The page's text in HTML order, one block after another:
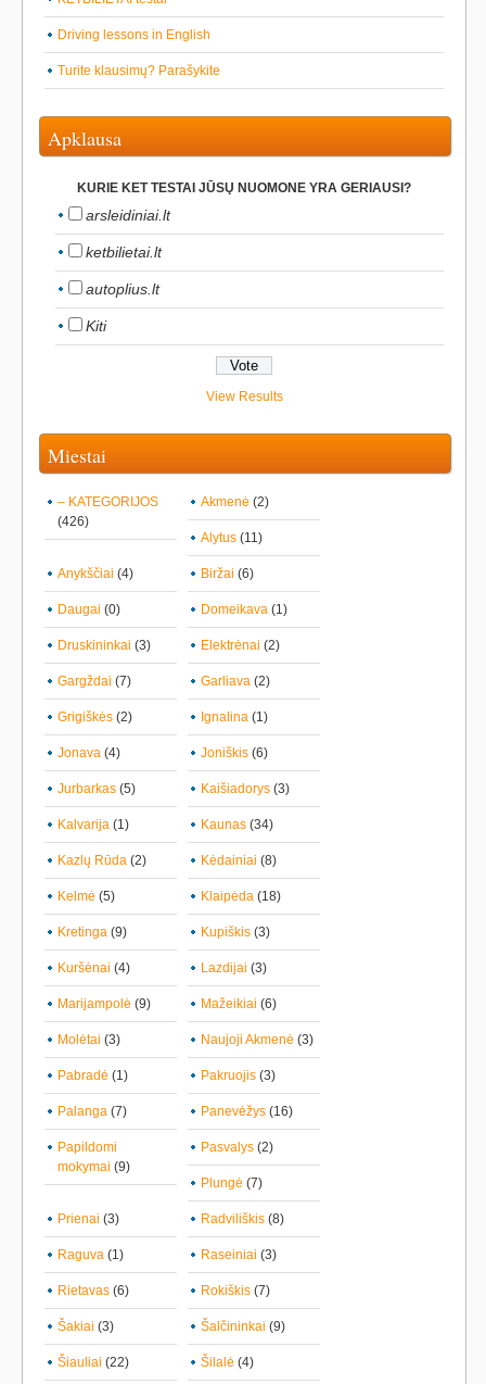
Driving lessons in English
Turite klausimų? Parašykite
Apklausa
KURIE KET TESTAI JŪSŲ NUOMONE YRA GERIAUSI?
arsleidiniai.lt
ketbilietai.lt
autoplius.lt
Kiti
View Results
Miestai
– KATEGORIJOS
(426)
Akmenė (2)
Alytus (11)
Anykščiai (4) Biržai (6)
Daugai (0) Domeikava (1)
Druskininkai (3) Elektrėnai (2)
Gargždai (7) Garliava (2)
Grigiškės (2) Ignalina (1)
Jonava (4) Joniškis (6)
Jurbarkas (5) Kaišiadorys (3)
Kalvarija (1) Kaunas (34)
Kazlų Rūda (2) Kėdainiai (8)
Kelmė (5) Klaipėda (18)
Kretinga (9) Kupiškis (3)
Kuršėnai (4) Lazdijai (3)
Marijampolė (9) Mažeikiai (6)
Molėtai (3) Naujoji Akmenė (3)
Pabradė (1) Pakruojis (3)
Palanga (7) Panevėžys (16)
Papildomi
mokymai (9)
Pasvalys (2)
Plungė (7)
Prienai (3) Radviliškis (8)
Raguva (1) Raseiniai (3)
Rietavas (6) Rokiškis (7)
Šakiai (3) Šalčininkai (9)
Šiauliai (22) Šilalė (4)